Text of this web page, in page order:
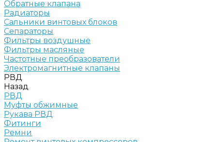
Обратные клапана
Радиаторы
Сальники винтовых блоков
Сепараторы
Фильтры воздушные
Фильтры масляные
Частотные преобразователи
Электромагнитные клапаны
РВД
Назад
РВД
Муфты обжимные
Рукава РВД
Фитинги
Ремни